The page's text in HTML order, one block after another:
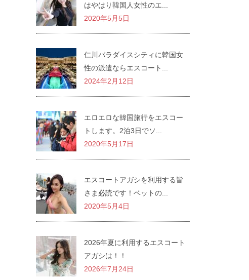
はやはり韓国人女性のエ...
2020年5月5日
仁川パラダイスシティに韓国女
性の派遣ならエスコート...
2024年2月12日
エロエロな韓国旅行をエスコー
トします。2泊3日でソ...
2020年5月17日
エスコートアガシを利用する皆
さま必読です！ベットの...
2020年5月4日
2026年夏に利用するエスコート
アガシは！！
2026年7月24日